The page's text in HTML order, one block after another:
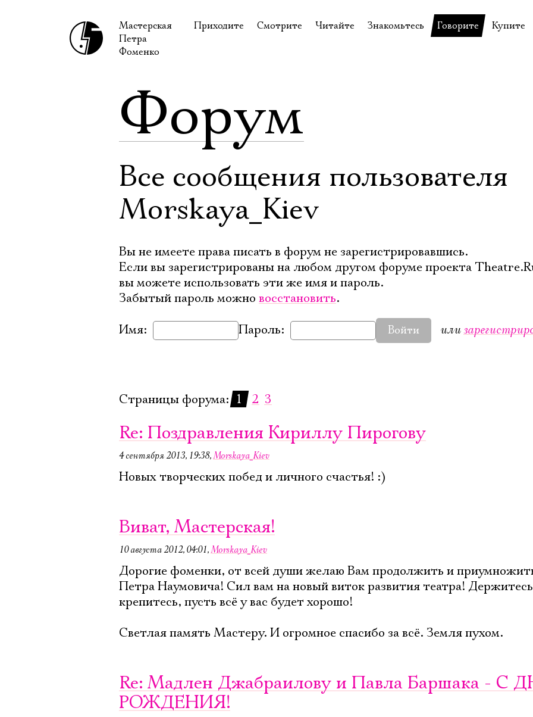
Мастерская
Петра
Фоменко
Приходите
Доступ для инвалидов
Правила посещения
Смотрите
Видеотека
Внеклассные чтения
Читайте
Библиотека Гумилёва
Официальные документы
Знакомьтесь
Сотрудники
Говорите
Купите
Форум
Все сообщения пользователя
Morskaya_Kiev
Вы не имеете права писать в форум не зарегистрировавшись.
Если вы зарегистрированы на любом другом форуме проекта
вы можете использовать эти же имя и пароль.
Забытый пароль можно восстановить.
Имя: Пароль: Войти или
Страницы форума: 1 2 3
Re: Поздравления Кириллу Пирогову
4 сентября 2013, 19:38,Morskaya_Kiev
Новых творческих побед и личного счастья! :)
Виват, Мастерская!
10 августа 2012, 04:01,Morskaya_Kiev
Дорогие фоменки, от всей души желаю Вам продолжить и
Петра Наумовича! Сил вам на новый виток развития театра!
крепитесь, пусть всё у вас будет хорошо!
Светлая память Мастеру. И огромное спасибо за всё. Земля пухом.
Re: Мадлен Джабраилову и Павла Баршака - С
РОЖДЕНИЯ!